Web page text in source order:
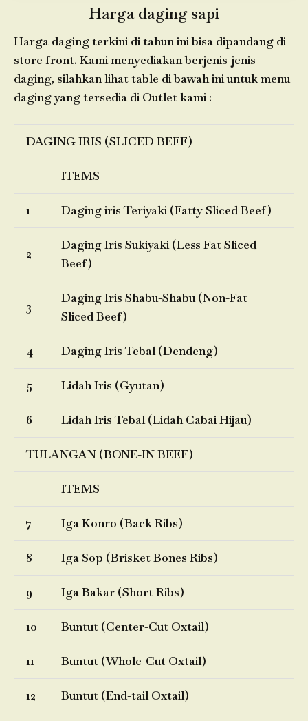
Harga daging sapi
Harga daging terkini di tahun ini bisa dipandang di
store front. Kami menyediakan berjenis-jenis
daging, silahkan lihat table di bawah ini untuk menu
daging yang tersedia di Outlet kami :
DAGING IRIS (SLICED BEEF)
ITEMS
1 Daging iris Teriyaki (Fatty Sliced Beef)
2
Daging Iris Sukiyaki (Less Fat Sliced
Beef)
3
Daging Iris Shabu-Shabu (Non-Fat
Sliced Beef)
4 Daging Iris Tebal (Dendeng)
5 Lidah Iris (Gyutan)
6 Lidah Iris Tebal (Lidah Cabai Hijau)
TULANGAN (BONE-IN BEEF)
ITEMS
7 Iga Konro (Back Ribs)
8 Iga Sop (Brisket Bones Ribs)
9 Iga Bakar (Short Ribs)
10 Buntut (Center-Cut Oxtail)
11 Buntut (Whole-Cut Oxtail)
12 Buntut (End-tail Oxtail)